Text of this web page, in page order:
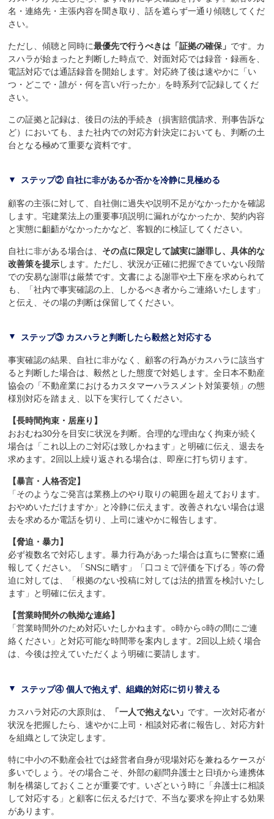
名・連絡先・主張内容を聞き取り、話を遮らず一通り傾聴してくだ
さい。
ただし、傾聴と同時に最優先で行うべきは「証拠の確保」 です。カ
スハラが始まったと判断した時点で、対面対応では録音・録画を、
電話対応では通話録音を開始します。対応終了後は速やかに「い
つ・どこで・誰が・何を言い/行ったか」を時系列で記録してくだ
さい。
この証拠と記録は、後日の法的手続き（損害賠償請求、刑事告訴な
ど）においても、また社内での対応方針決定においても、判断の土
台となる極めて重要な資料です。
ステップ② 自社に非があるか否かを冷静に見極める
顧客の主張に対して、自社側に過失や説明不足がなかったかを確認
します。宅建業法上の重要事項説明に漏れがなかったか、契約内容
と実態に齟齬がなかったかなど、客観的に検証してください。
自社に非がある場合は、 その点に限定して誠実に謝罪し、具体的な
改善策を提示します。ただし、状況が正確に把握できていない段階
での安易な謝罪は厳禁です。文書による謝罪や土下座を求められて
も、「社内で事実確認の上、しかるべき者からご連絡いたします」
と伝え、その場の判断は保留してください。
ステップ③ カスハラと判断したら毅然と対応する
事実確認の結果、自社に非がなく、顧客の行為がカスハラに該当す
ると判断した場合は、毅然とした態度で対処します。全日本不動産
協会の「不動産業におけるカスタマーハラスメント対策要領」の態
様別対応を踏まえ、以下を実行してください。
【長時間拘束・居座り】
おおむね30分を目安に状況を判断。合理的な理由なく拘束が続く
場合は「これ以上のご対応は致しかねます」と明確に伝え、退去を
求めます。2回以上繰り返される場合は、即座に打ち切ります。
【暴言・人格否定】
「そのようなご発言は業務上のやり取りの範囲を超えております。
おやめいただけますか」と冷静に伝えます。改善されない場合は退
去を求めるか電話を切り、上司に速やかに報告します。
【脅迫・暴力】
必ず複数名で対応します。暴力行為があった場合は直ちに警察に通
報してください。「SNSに晒す」「口コミで評価を下げる」等の脅
迫に対しては、「根拠のない投稿に対しては法的措置を検討いたし
ます」と明確に伝えます。
【営業時間外の執拗な連絡】
「営業時間外のため対応いたしかねます。○時から○時の間にご連
絡ください」と対応可能な時間帯を案内します。2回以上続く場合
は、今後は控えていただくよう明確に要請します。
ステップ④ 個人で抱えず、組織的対応に切り替える
カスハラ対応の大原則は、 「一人で抱えない」 です。一次対応者が
状況を把握したら、速やかに上司・相談対応者に報告し、対応方針
を組織として決定します。
特に中小の不動産会社では経営者自身が現場対応を兼ねるケースが
多いでしょう。その場合こそ、外部の顧問弁護士と日頃から連携体
制を構築しておくことが重要です。いざという時に「弁護士に相談
して対応する」と顧客に伝えるだけで、不当な要求を抑止する効果
があります。